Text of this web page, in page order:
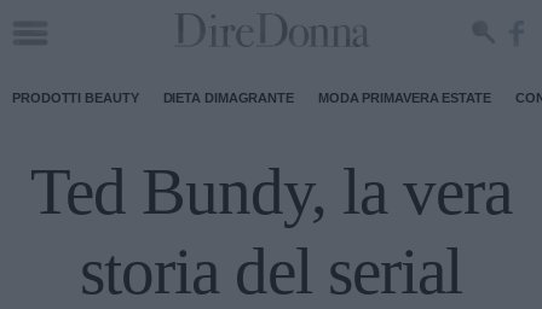
PRODOTTI BEAUTY DIETA DIMAGRANTE MODA PRIMAVERA ESTATE
Ted Bundy, la vera
storia del serial